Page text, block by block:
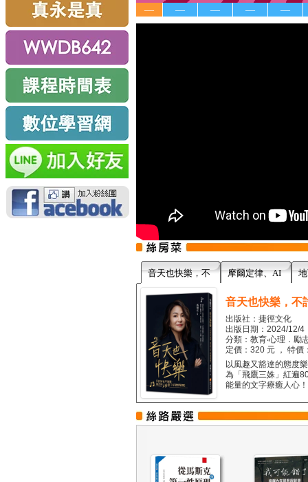
— — — — —
音天也快樂，不 摩爾定律、AI
音天也快樂，不
出版社：捷徑文化
出版日期：2024/12/4
分類：教育‧心理．勵
定價：320 元 ， 特價
以風趣又豁達的態度
為「飛鷹三姝」紅遍
能量的文字療癒人心